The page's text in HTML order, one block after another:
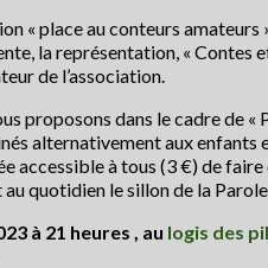
« place au conteurs amateurs
la représentation, « Contes
de l’association.
proposons dans le cadre de «
alternativement aux enfants
accessible à tous (3 €) de
quotidien le sillon de la
à 21 heures , au logis des